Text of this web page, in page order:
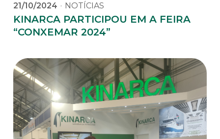
21/10/2024 · NOTÍCIAS
KINARCA PARTICIPOU EM A FEIRA
“CONXEMAR 2024”